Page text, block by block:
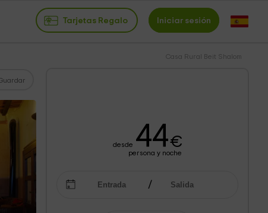
Tarjetas Regalo Iniciar sesión
Casa Rural Beit Shalom
desde 44€
persona y noche